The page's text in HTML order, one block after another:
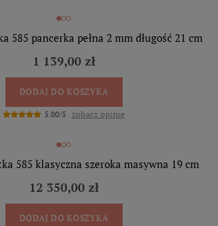
585 pancerka pełna 2 mm długość 21 cm
1 139,00 zł
DODAJ DO KOSZYKA
5.00/5 zobacz opinie
585 klasyczna szeroka masywna 19 cm
12 350,00 zł
DODAJ DO KOSZYKA